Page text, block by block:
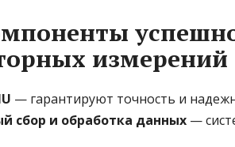
измерений
— гарантируют точность и
сбор и обработка данных —